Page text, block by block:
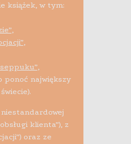
książek, w tym:
,
,
,
ponoć największy
klienta”), z
oraz ze